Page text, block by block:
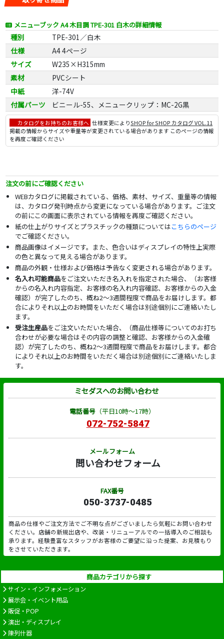
メニューブック A4 木目調 TPE-301 白木の詳細情報
種別
TPE-301／白木
仕様
A4 4ページ
サイズ
W235×H315mm
素材
PVCシート
中紙
洋-74V
付属パーツ
ビニール-55、メニュークリップ：MC-2G黒
カタログをお持ちのお客様へ 仕様変更によりSHOP for SHOP カタログ VOL.11
掲載の情報からサイズや重量等が変更されている場合があります このページの情報
を再度ご確認ください
注文の前にご確認ください
WEBカタログに掲載されている、価格、素材、サイズ、重量等の情報
は、カタログ発刊時点から変更になっている場合があります。ご注文
の前にこの画面に表示されている情報を再度ご確認ください。
紙の仕上がりサイズとプラスチックの種類についてはこちらのページ
でご確認ください。
商品画像はイメージです。また、色合いはディスプレイの特性上実際
の色と異なって見える場合があります。
商品の外観・仕様および価格は予告なく変更される場合があります。
名入れ可能商品をご注文いただき名入れを指定された場合、（お客様
からの名入れ内容指定、お客様の名入れ内容確認、お客様からの入金
確認）が完了したのち、概ね2～3週間程度で商品をお届けします。都
合によりそれ以上のお時間をいただく場合は別途個別にご連絡いたし
ます。
受注生産品をご注文いただいた場合、（商品仕様等についてのお打ち
合わせが必要な場合はその内容の調整と確認、お客様からの入金確
認）が完了したのち、概ね2～3週間程度で商品をお届けします。都合
によりそれ以上のお時間をいただく場合は別途個別にご連絡いたしま
す。
ミセダスへのお問い合わせ
電話番号（平日10時～17時）
072-752-5847
メールフォーム
問い合わせフォーム
FAX番号
050-3737-0485
商品の仕様やご注文方法でご不明な点がございましたら気軽にお問い合わせ
ください。店舗の新規出店や、改装・リニューアルでの一括導入のご相談も
承ります。経験豊富なスタッフがお客様のご要望に沿った提案、お見積もり
をさせていただきます。
商品カテゴリから探す
サイン・インフォメーション
展示会・イベント用品
販促・POP
演出・ディスプレイ
陳列什器